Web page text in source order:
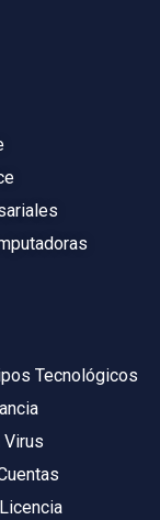
Tecnológicos
Virus